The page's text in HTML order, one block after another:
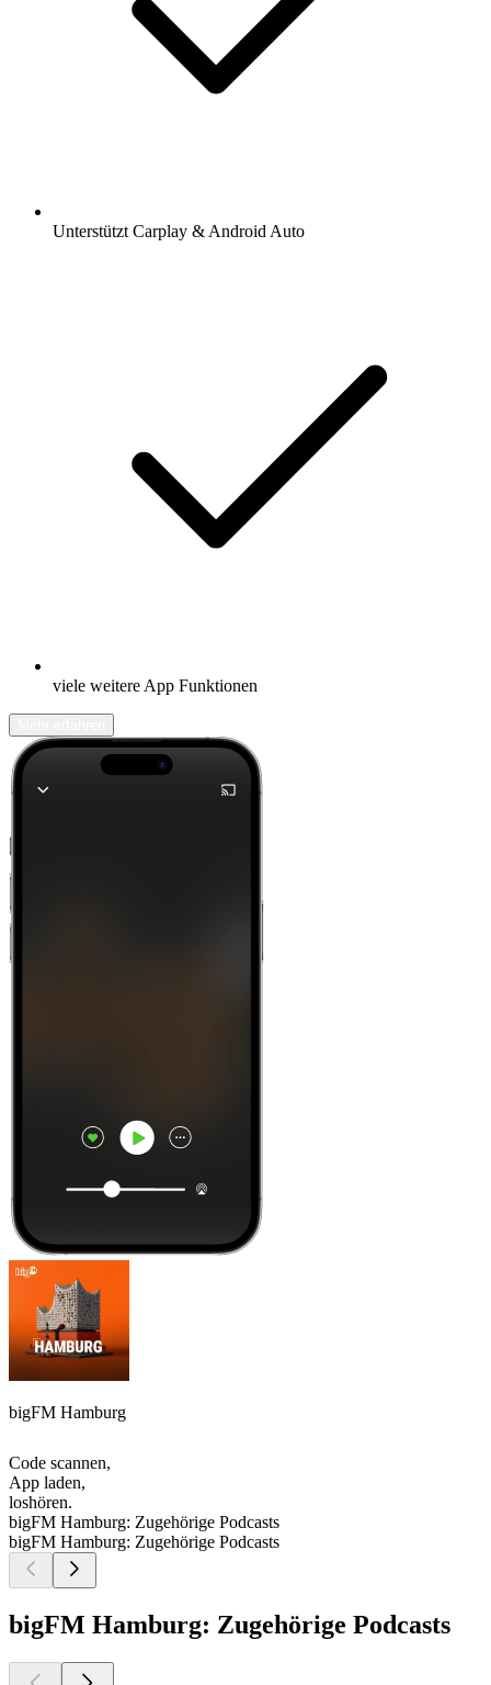
Unterstützt Carplay & Android Auto
viele weitere App Funktionen
bigFM Hamburg
Code scannen,
App laden,
loshören.
bigFM Hamburg: Zugehörige Podcasts
bigFM Hamburg: Zugehörige Podcasts
bigFM Hamburg: Zugehörige Podcasts